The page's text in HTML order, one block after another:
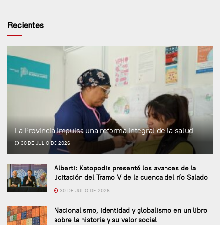
Recientes
La Provincia impulsa una reforma integral de la salud
30 DE JULIO DE 2026
Alberti: Katopodis presentó los avances de la
licitación del Tramo V de la cuenca del río Salado
30 DE JULIO DE 2026
Nacionalismo, identidad y globalismo en un libro
sobre la historia y su valor social